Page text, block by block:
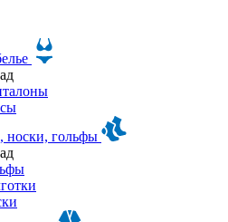
носки, гольфы